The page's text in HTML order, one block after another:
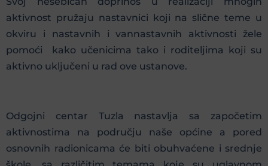
aktivnost pružaju nastavnici koji na slične teme u
okviru i nastavnih i vannastavnih aktivnosti žele
pomoći kako učenicima tako i roditeljima koji su
aktivno uključeni u rad ove ustanove.
Odgojni centar Tuzla nastavlja sa započetim
aktivnostima na području naše općine a pored
osnovnih radionicama će biti obuhvaćene i srednje